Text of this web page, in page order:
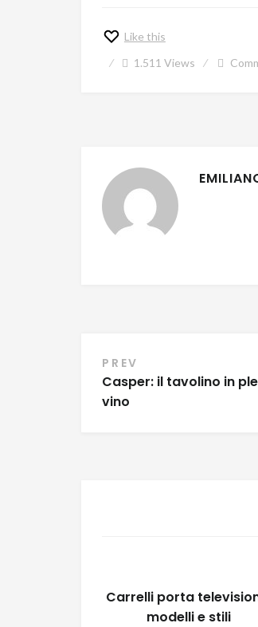
Like this
1.511Views
Navigazione
articoli
PREV
Casper: il tavolino in
vino
Carrelli porta
modelli e stili